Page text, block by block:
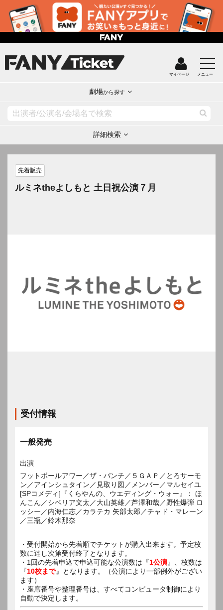
マイページ メニュー
劇場から探す
詳細検索
先着販売
ルミネtheよしもと 土日祝公演７月
受付情報
一般発売
出演
フットボールアワー／ザ・パンチ／５ＧＡＰ／とろサーモ
ン／アインシュタイン／見取り図／メンバー／マルセイユ
[SPコメディ]『くらやんの、ウエディング・ウォー』： ほ
んこん／シベリア文太／大山英雄／芦澤和哉／野性爆弾 ロ
ッシー／内海仁志／カラテカ 矢部太郎／チャド・マレーン
／三瓶／鈴木那奈
・受付開始から先着順でチケットが購入出来ます。予定枚
数に達し次第受付終了となります。
・1回の先着申込で申込可能な公演数は『1公演』、枚数は
『10枚まで』となります。（公演により一部例外がござい
ます）
・座席番号や整理番号は、すべてコンピュータ制御により
自動で決定します。